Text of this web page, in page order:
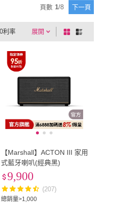
頁數 1/8 下一頁
展開
0利率
棋
盤
列
【Marshall】ACTON III 家用
式藍牙喇叭(經典黑)
總銷量>1,000
9,900
(207)